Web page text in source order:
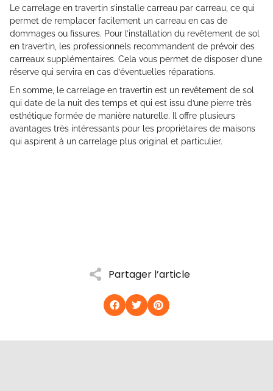
Partager l’article
Le carrelage en travertin s’installe carreau par carreau, ce qui
permet de remplacer facilement un carreau en cas de
dommages ou fissures. Pour l’installation du revêtement de sol
en travertin, les professionnels recommandent de prévoir des
carreaux supplémentaires. Cela vous permet de disposer d’une
réserve qui servira en cas d’éventuelles réparations.
En somme, le carrelage en travertin est un revêtement de sol
qui date de la nuit des temps et qui est issu d’une pierre très
esthétique formée de manière naturelle. Il offre plusieurs
avantages très intéressants pour les propriétaires de maisons
qui aspirent à un carrelage plus original et particulier.